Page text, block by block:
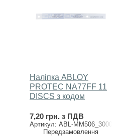
Наліпка ABLOY
PROTEC NA77FF 11
DISCS з кодом
7,20 грн. з ПДВ
Артикул: ABL-MM506_3000202
Передзамовлення